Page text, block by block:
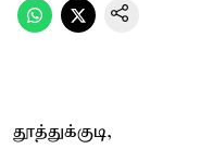
தூத்துக்குடி,